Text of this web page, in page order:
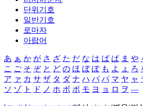
단위기호
일반기호
로마자
아랍어
あ ぁ か が さ ざ た だ な は ば ぱ ま や
こ ご そ ぞ と ど の ほ ぼ ぽ も よ ょ ろ
ア ァ カ サ ザ タ ダ ナ ハ バ パ マ ヤ ャ
ソ ゾ ト ド ノ ホ ボ ポ モ ヨ ョ ロ ヲ ―